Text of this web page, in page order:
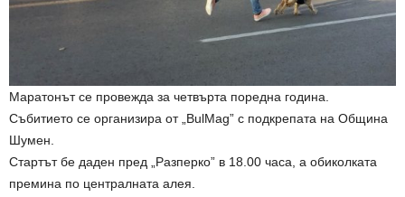
Маратонът се провежда за четвърта поредна година.
Събитието се организира от „BulMag” с подкрепата на Община
Шумен.
Стартът бе даден пред „Разперко” в 18.00 часа, а обиколката
премина по централната алея.